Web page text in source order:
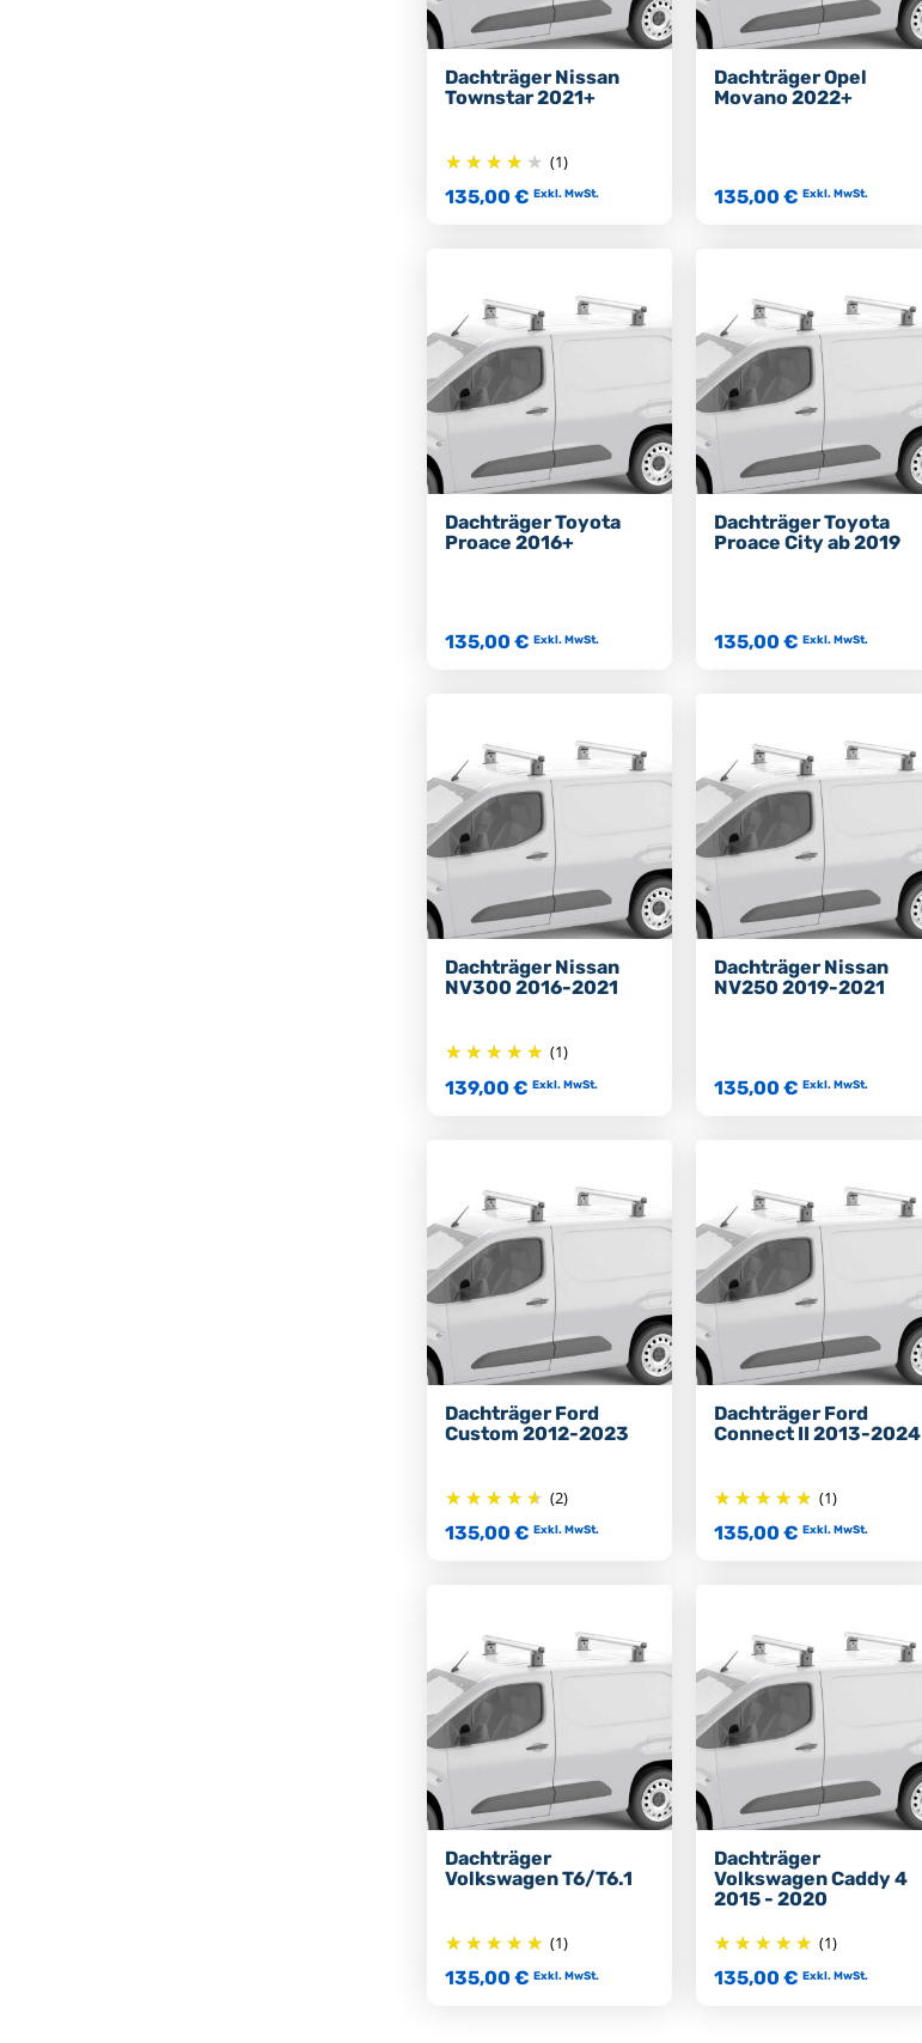
Dachträger Nissan
Townstar 2021+
(1)
135,00 € Exkl. MwSt.
Dachträger Opel
Movano 2022+
135,00 € Exkl. MwSt.
Dachträger Toyota
Proace 2016+
135,00 € Exkl. MwSt.
Dachträger Toyota
Proace City ab 2019
135,00 € Exkl. MwSt.
Dachträger Nissan
NV300 2016-2021
(1)
139,00 € Exkl. MwSt.
Dachträger Nissan
NV250 2019-2021
135,00 € Exkl. MwSt.
Dachträger Ford
Custom 2012-2023
(2)
135,00 € Exkl. MwSt.
Dachträger Ford
Connect II 2013-2024
(1)
135,00 € Exkl. MwSt.
Dachträger
Volkswagen T6/T6.1
(1)
135,00 € Exkl. MwSt.
Dachträger
Volkswagen Caddy 4
2015 - 2020
(1)
135,00 € Exkl. MwSt.